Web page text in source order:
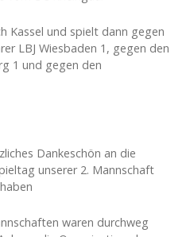
Kassel und spielt dann gegen
LBJ Wiesbaden 1, gegen den
1 und gegen den
Dankeschön an die
unserer 2. Mannschaft
waren durchweg